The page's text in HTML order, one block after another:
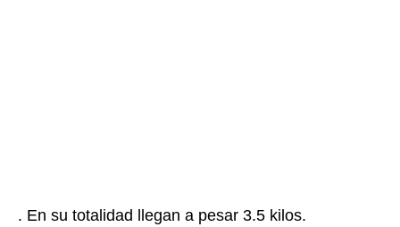
. En su totalidad llegan a pesar 3.5 kilos.